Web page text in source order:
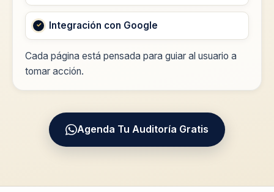
Integración con Google
Cada página está pensada para guiar al usuario a
tomar acción.
Agenda Tu Auditoría Gratis